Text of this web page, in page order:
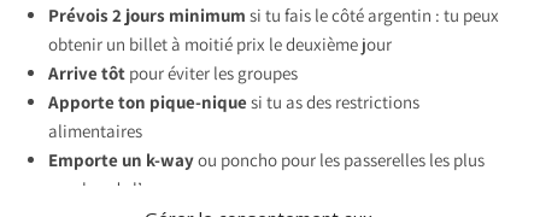
Prévois 2 jours minimum si tu fais le côté argentin : tu peux
obtenir un billet à moitié prix le deuxième jour
Arrive tôt pour éviter les groupes
Apporte ton pique-nique si tu as des restrictions
alimentaires
Emporte un k-wayou poncho pour les passerelles les plus
proches de l’eau